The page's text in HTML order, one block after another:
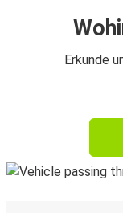
Erkunde